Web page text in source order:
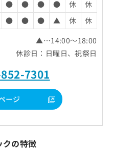
● ● ● ● 休
休
● ● ● ▲ 休
休
▲…14:00～18:00
休診日：日曜日、祝祭日
7301
ージ
クの特徴